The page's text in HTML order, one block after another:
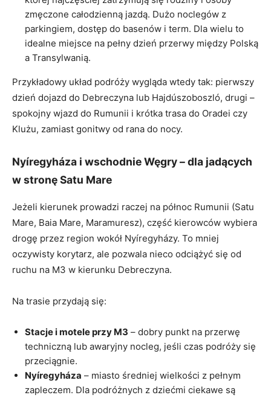
zmęczone całodzienną jazdą. Dużo noclegów z
parkingiem, dostęp do basenów i term. Dla wielu to
idealne miejsce na pełny dzień przerwy między Polską
a Transylwanią.
Przykładowy układ podróży wygląda wtedy tak: pierwszy
dzień dojazd do Debreczyna lub Hajdúszoboszló, drugi –
spokojny wjazd do Rumunii i krótka trasa do Oradei czy
Klużu, zamiast gonitwy od rana do nocy.
Nyíregyháza i wschodnie Węgry – dla jadących
w stronę Satu Mare
Jeżeli kierunek prowadzi raczej na północ Rumunii (Satu
Mare, Baia Mare, Maramuresz), część kierowców wybiera
drogę przez region wokół Nyíregyházy. To mniej
oczywisty korytarz, ale pozwala nieco odciążyć się od
ruchu na M3 w kierunku Debreczyna.
Na trasie przydają się:
Stacje i motele przy M3 – dobry punkt na przerwę
techniczną lub awaryjny nocleg, jeśli czas podróży się
przeciągnie.
Nyíregyháza – miasto średniej wielkości z pełnym
zapleczem. Dla podróżnych z dziećmi ciekawe są